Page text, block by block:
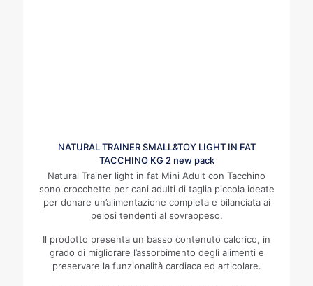
NATURAL TRAINER SMALL&TOY LIGHT IN FAT
TACCHINO KG 2 new pack
Natural Trainer light in fat Mini Adult con Tacchino
sono crocchette per cani adulti di taglia piccola ideate
per donare un’alimentazione completa e bilanciata ai
pelosi tendenti al sovrappeso.
Il prodotto presenta un basso contenuto calorico, in
grado di migliorare l’assorbimento degli alimenti e
preservare la funzionalità cardiaca ed articolare.